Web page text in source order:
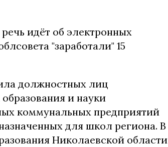
идёт об электронных
"заработали" 15
должностных лиц
и науки
коммунальных предприятий
для школ региона. В
Николаевской области